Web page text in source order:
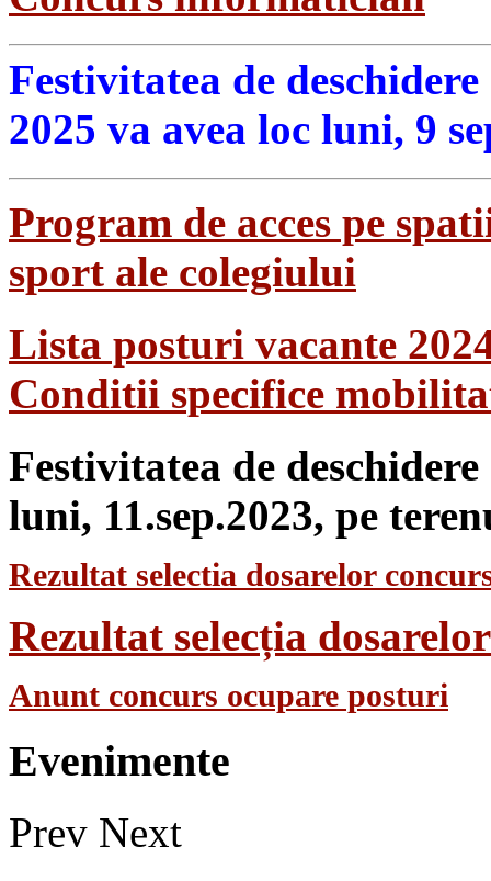
Festivitatea de
2025 va avea loc luni, 9
Program de acces pe
sport ale colegiului
Lista posturi vacante
Conditii specifice
Festivitatea de
luni, 11.sep.2023, pe
Rezultat selectia dosarelor
Rezultat selecția
Anunt concurs ocupare posturi
Evenimente
Prev Next